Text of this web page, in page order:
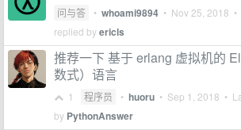
问与答 • whoami9894 • Nov 25, 2018
replied byericls
推荐一下 基于 erlang 虚拟机的
数式）语言
1 程序员 • huoru • Sep 1, 2018 •
by PythonAnswer